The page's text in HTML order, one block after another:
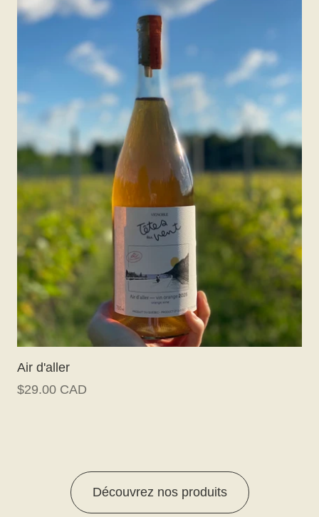
Air d'aller
$29.00 CAD
Découvrez nos produits